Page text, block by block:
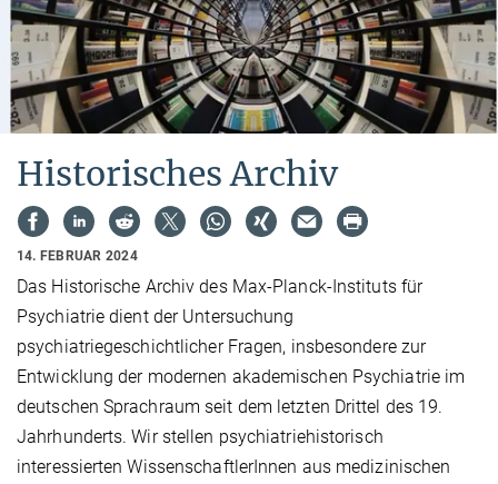
Historisches Archiv
14. FEBRUAR 2024
Das Historische Archiv des Max-Planck-Instituts für
Psychiatrie dient der Untersuchung
psychiatriegeschichtlicher Fragen, insbesondere zur
Entwicklung der modernen akademischen Psychiatrie im
deutschen Sprachraum seit dem letzten Drittel des 19.
Jahrhunderts. Wir stellen psychiatriehistorisch
interessierten WissenschaftlerInnen aus medizinischen